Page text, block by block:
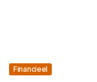
Financieel